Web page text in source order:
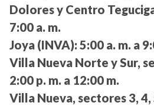
Dolores y Centro
7:00 a. m.
Joya (INVA): 5:00 a. m. a
Villa Nueva Norte y Sur,
2:00 p. m. a 12:00 m.
Villa Nueva, sectores 3, 4,